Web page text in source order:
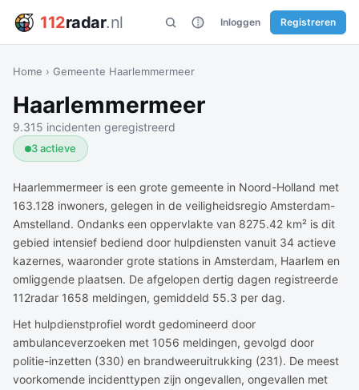
112radar.nl Inloggen Registreren
Home › Gemeente Haarlemmermeer
Haarlemmermeer
9.315 incidenten geregistreerd
3 actieve
Haarlemmermeer is een grote gemeente in Noord-Holland met
163.128 inwoners, gelegen in de veiligheidsregio Amsterdam-
Amstelland. Ondanks een oppervlakte van 8275.42 km² is dit
gebied intensief bediend door hulpdiensten vanuit 34 actieve
kazernes, waaronder grote stations in Amsterdam, Haarlem en
omliggende plaatsen. De afgelopen dertig dagen registreerde
112radar 1658 meldingen, gemiddeld 55.3 per dag.
Het hulpdienstprofiel wordt gedomineerd door
ambulanceverzoeken met 1056 meldingen, gevolgd door
politie-inzetten (330) en brandweeruitrukking (231). De meest
voorkomende incidenttypen zijn ongevallen, ongevallen met